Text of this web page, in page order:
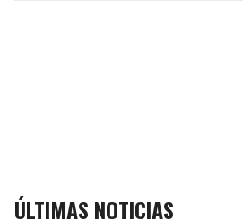
ÚLTIMAS NOTICIAS